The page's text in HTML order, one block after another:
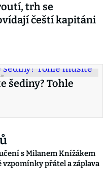
trh se
čeští kapitáni
šediny? Tohle
s Milanem Knížákem
vzpomínky přátel a záplava